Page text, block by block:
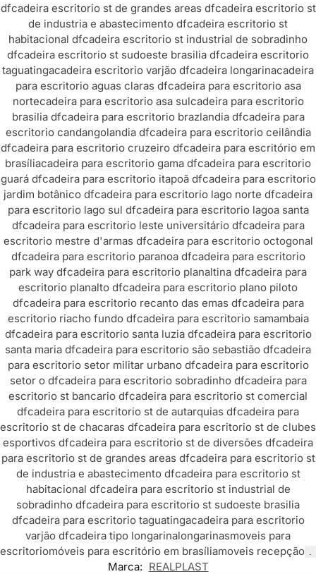
dfcadeira escritorio st de grandes areas dfcadeira escritorio st
de industria e abastecimento dfcadeira escritorio st
habitacional dfcadeira escritorio st industrial de sobradinho
dfcadeira escritorio st sudoeste brasilia dfcadeira escritorio
taguatingacadeira escritorio varjão dfcadeira longarinacadeira
para escritorio aguas claras dfcadeira para escritorio asa
nortecadeira para escritorio asa sulcadeira para escritorio
brasilia dfcadeira para escritorio brazlandia dfcadeira para
escritorio candangolandia dfcadeira para escritorio ceilândia
dfcadeira para escritorio cruzeiro dfcadeira para escritório em
brasíliacadeira para escritorio gama dfcadeira para escritorio
guará dfcadeira para escritorio itapoã dfcadeira para escritorio
jardim botânico dfcadeira para escritorio lago norte dfcadeira
para escritorio lago sul dfcadeira para escritorio lagoa santa
dfcadeira para escritorio leste universitário dfcadeira para
escritorio mestre d'armas dfcadeira para escritorio octogonal
dfcadeira para escritorio paranoa dfcadeira para escritorio
park way dfcadeira para escritorio planaltina dfcadeira para
escritorio planalto dfcadeira para escritorio plano piloto
dfcadeira para escritorio recanto das emas dfcadeira para
escritorio riacho fundo dfcadeira para escritorio samambaia
dfcadeira para escritorio santa luzia dfcadeira para escritorio
santa maria dfcadeira para escritorio são sebastião dfcadeira
para escritorio setor militar urbano dfcadeira para escritorio
setor o dfcadeira para escritorio sobradinho dfcadeira para
escritorio st bancario dfcadeira para escritorio st comercial
dfcadeira para escritorio st de autarquias dfcadeira para
escritorio st de chacaras dfcadeira para escritorio st de clubes
esportivos dfcadeira para escritorio st de diversões dfcadeira
para escritorio st de grandes areas dfcadeira para escritorio st
de industria e abastecimento dfcadeira para escritorio st
habitacional dfcadeira para escritorio st industrial de
sobradinho dfcadeira para escritorio st sudoeste brasilia
dfcadeira para escritorio taguatingacadeira para escritorio
varjão dfcadeira tipo longarinalongarinasmoveis para
escritoriomóveis para escritório em brasíliamoveis recepção
Marca: REALPLAST